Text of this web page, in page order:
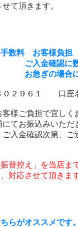
て頂きます。
数料 お客様負
程度程
オススメ
０２９６１ 口
様ご負担で宜しく
にてお振込みいただ
金確認次第、ご
控え」を当店ま
応させて頂きま
がオススメです